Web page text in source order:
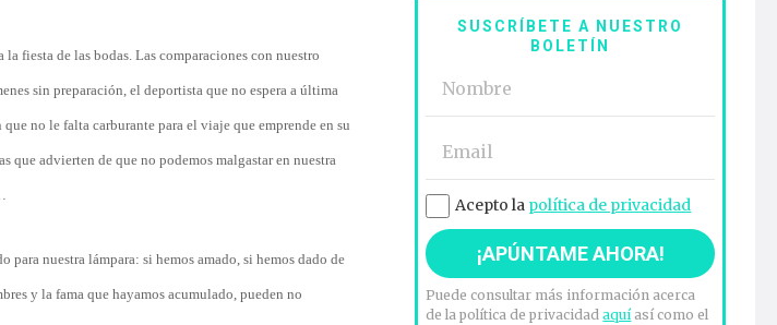
fiesta de las bodas. Las comparaciones con nuestro
sin preparación, el deportista que no espera a última
no le falta carburante para el viaje que emprende en su
que advierten de que no podemos malgastar en nuestra
para nuestra lámpara: si hemos amado, si hemos dado de
y la fama que hayamos acumulado, pueden no
SUSCRÍBETE A NUESTRO
BOLETÍN
Acepto la política de privacidad
Puede consultar más información acerca
de la política de privacidadaquíasí como el